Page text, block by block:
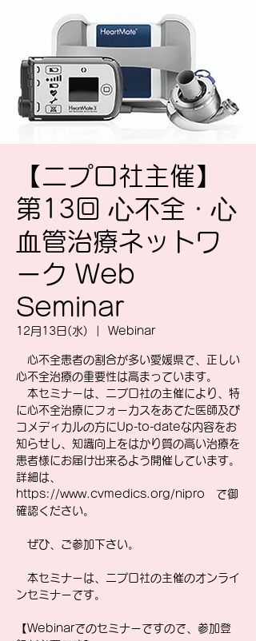
【ニプロ社主催】
第13回 ⼼不全・⼼
⾎管治療ネットワ
ーク Web
Seminar
12月13日(水) Webinar
心不全患者の割合が多い愛媛県で、正しい
心不全治療の重要性は高まっています。
本セミナーは、ニプロ社の主催により、特
に心不全治療にフォーカスをあてた医師及び
コメディカルの方にUp-to-dateな内容をお
知らせし、知識向上をはかり質の高い治療を
患者様にお届け出来るよう開催しています。
詳細は、
https://www.cvmedics.org/nipro で御
確認ください。
ぜひ、ご参加下さい。
本セミナーは、ニプロ社の主催のオンライ
ンセミナーです。
【Webinarでのセミナーですので、参加登